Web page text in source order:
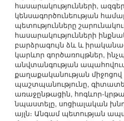
հասարակությունների,
կենսագործունեության
պետությունները
հասարակությունների
բարձրագույն ձև և
կարևոր գործառույթներ,
անվտանգության
քաղաքականության
պաշտպանությունը,
առաջընթացին, հոգևոր-
նպաստելը, սոցիալական
այլն։ Անգամ պետության